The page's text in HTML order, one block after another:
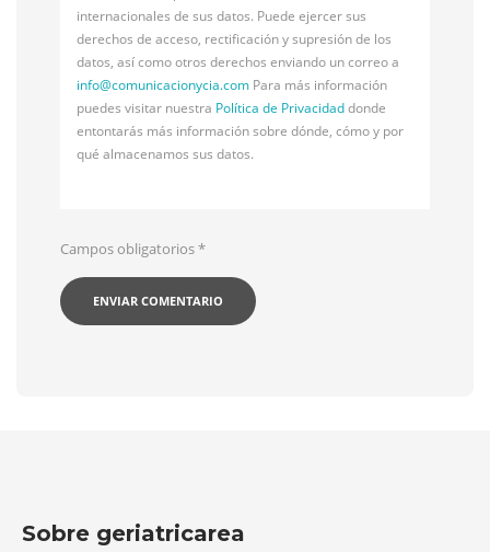
internacionales de sus datos. Puede ejercer sus
derechos de acceso, rectificación y supresión de los
datos, así como otros derechos enviando un correo a
info@comunicacionycia.com Para más información
puedes visitar nuestra Política de Privacidaddonde
entontarás más información sobre dónde, cómo y por
qué almacenamos sus datos.
Campos obligatorios*
Sobre geriatricarea